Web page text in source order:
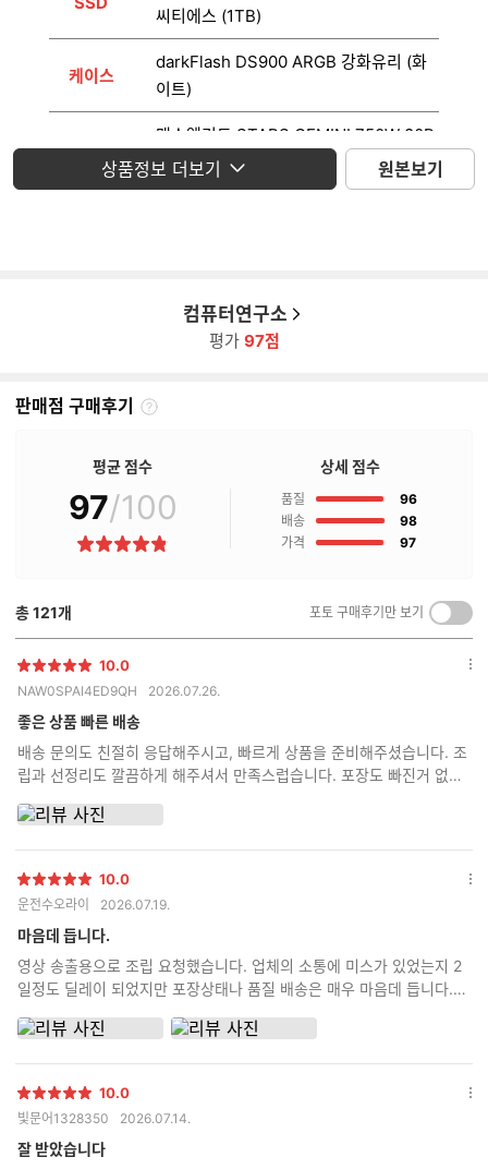
씨티에스 (1TB)
케이스
darkFlash DS900 ARGB 강화유리 (화
이트)
파워
맥스엘리트 STARS GEMINI 750W 80P
LUS브론즈 ATX3.1
상품정보 더보기 원본보기
컴퓨터연구소
평가 97점
판매점 구매후기
판
매
후
기
평균 점수
97/100
별
상세 점수
품질 96점
배송
98점
가격
97점
총121개 포토 구매후기만 보기
켜
기/
별
점
10.0
NAW0SPAI4ED9QH 2026.07.26.
좋은 상품 빠른 배송
배송 문의도 친절히 응답해주시고, 빠르게 상품을 준비해주셨습니다. 조
립과 선정리도 깔끔하게 해주셔서 만족스럽습니다. 포장도 빠진거 없이
옵
별
점
10.0
운전수오라이 2026.07.19.
마음데 듭니다.
영상 송출용으로 조립 요청했습니다. 업체의 소통에 미스가 있었는지 2
일정도 딜레이 되었지만 포장상태나 품질 배송은 매우 마음데 듭니다.
사용하겠습니다.
옵
별
점
10.0
빛문어1328350 2026.07.14.
잘 받았습니다
옵